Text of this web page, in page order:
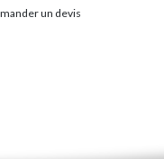
un devis